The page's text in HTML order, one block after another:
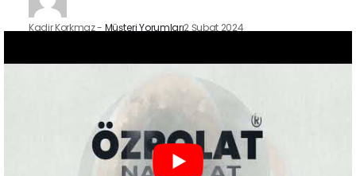
Kadir Korkmaz- Müşteri Yorumları2 Şubat 2024